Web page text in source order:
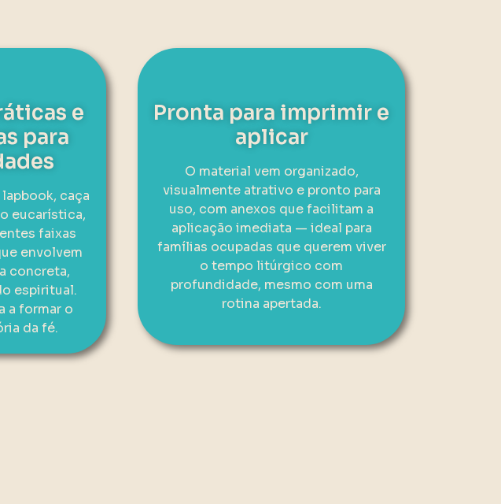
e
para
caça
eucarística,
faixas
envolvem
concreta,
espiritual.
a formar o
da fé.
Pronta para imprimir e
aplicar
O material vem organizado,
visualmente atrativo e pronto para
uso, com anexos que facilitam a
aplicação imediata — ideal para
famílias ocupadas que querem viver
o tempo litúrgico com
profundidade, mesmo com uma
rotina apertada.